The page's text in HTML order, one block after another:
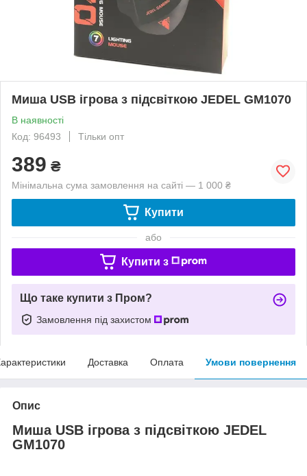
Миша USB ігрова з підсвіткою JEDEL GM1070
В наявності
Код: 96493
Тільки опт
389 ₴
Мінімальна сума замовлення на сайті — 1 000 ₴
Купити
або
Купити з
Що таке купити з Пром?
Замовлення під захистом
Доставка Оплата Умови повернення
Опис
Миша USB ігрова з підсвіткою JEDEL
GM1070